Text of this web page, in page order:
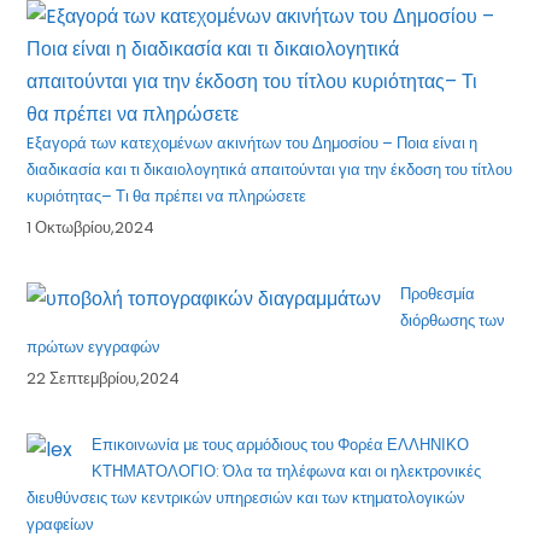
Eξαγορά των κατεχομένων ακινήτων του Δημοσίου – Ποια είναι η
διαδικασία και τι δικαιολογητικά απαιτούνται για την έκδοση του τίτλου
κυριότητας– Τι θα πρέπει να πληρώσετε
1 Οκτωβρίου,2024
Προθεσμία
διόρθωσης των
πρώτων εγγραφών
22 Σεπτεμβρίου,2024
Επικοινωνία με τους αρμόδιους του Φορέα ΕΛΛΗΝΙΚΟ
ΚΤΗΜΑΤΟΛΟΓΙΟ: Όλα τα τηλέφωνα και οι ηλεκτρονικές
διευθύνσεις των κεντρικών υπηρεσιών και των κτηματολογικών
γραφείων